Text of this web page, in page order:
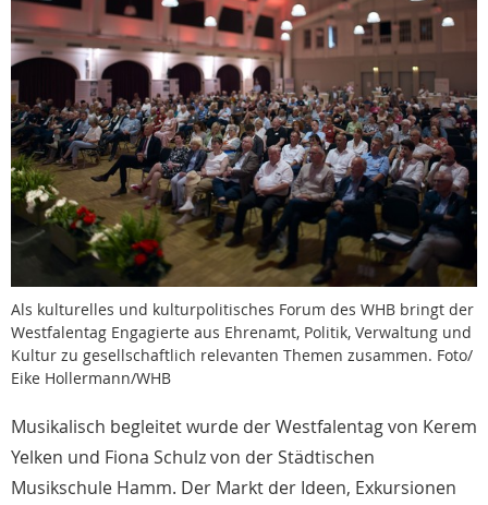
Als kulturelles und kulturpolitisches Forum des WHB bringt der
Westfalentag Engagierte aus Ehrenamt, Politik, Verwaltung und
Kultur zu gesellschaftlich relevanten Themen zusammen. Foto/
Eike Hollermann/WHB
Musikalisch begleitet wurde der Westfalentag von Kerem
Yelken und Fiona Schulz von der Städtischen
Musikschule Hamm. Der Markt der Ideen, Exkursionen